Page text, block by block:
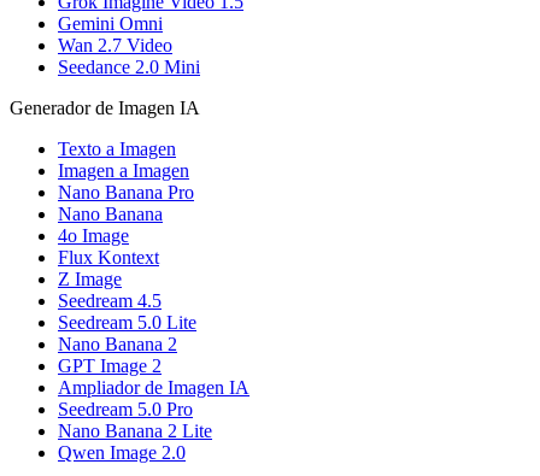
Gemini Omni
Wan 2.7 Video
Seedance 2.0 Mini
Generador de Imagen IA
Texto a Imagen
Imagen a Imagen
Nano Banana Pro
Nano Banana
4o Image
Flux Kontext
Z Image
Seedream 4.5
Seedream 5.0 Lite
Nano Banana 2
GPT Image 2
Ampliador de Imagen IA
Seedream 5.0 Pro
Nano Banana 2 Lite
Qwen Image 2.0